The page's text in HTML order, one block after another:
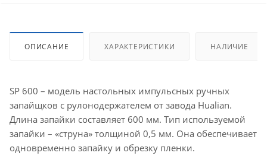
ОПИСАНИЕ ХАРАКТЕРИСТИКИ НАЛИЧИЕ
SP 600 – модель настольных импульсных ручных
запайщков с рулонодержателем от завода Hualian.
Длина запайки составляет 600 мм. Тип используемой
запайки – «струна» толщиной 0,5 мм. Она обеспечивает
одновременно запайку и обрезку пленки.